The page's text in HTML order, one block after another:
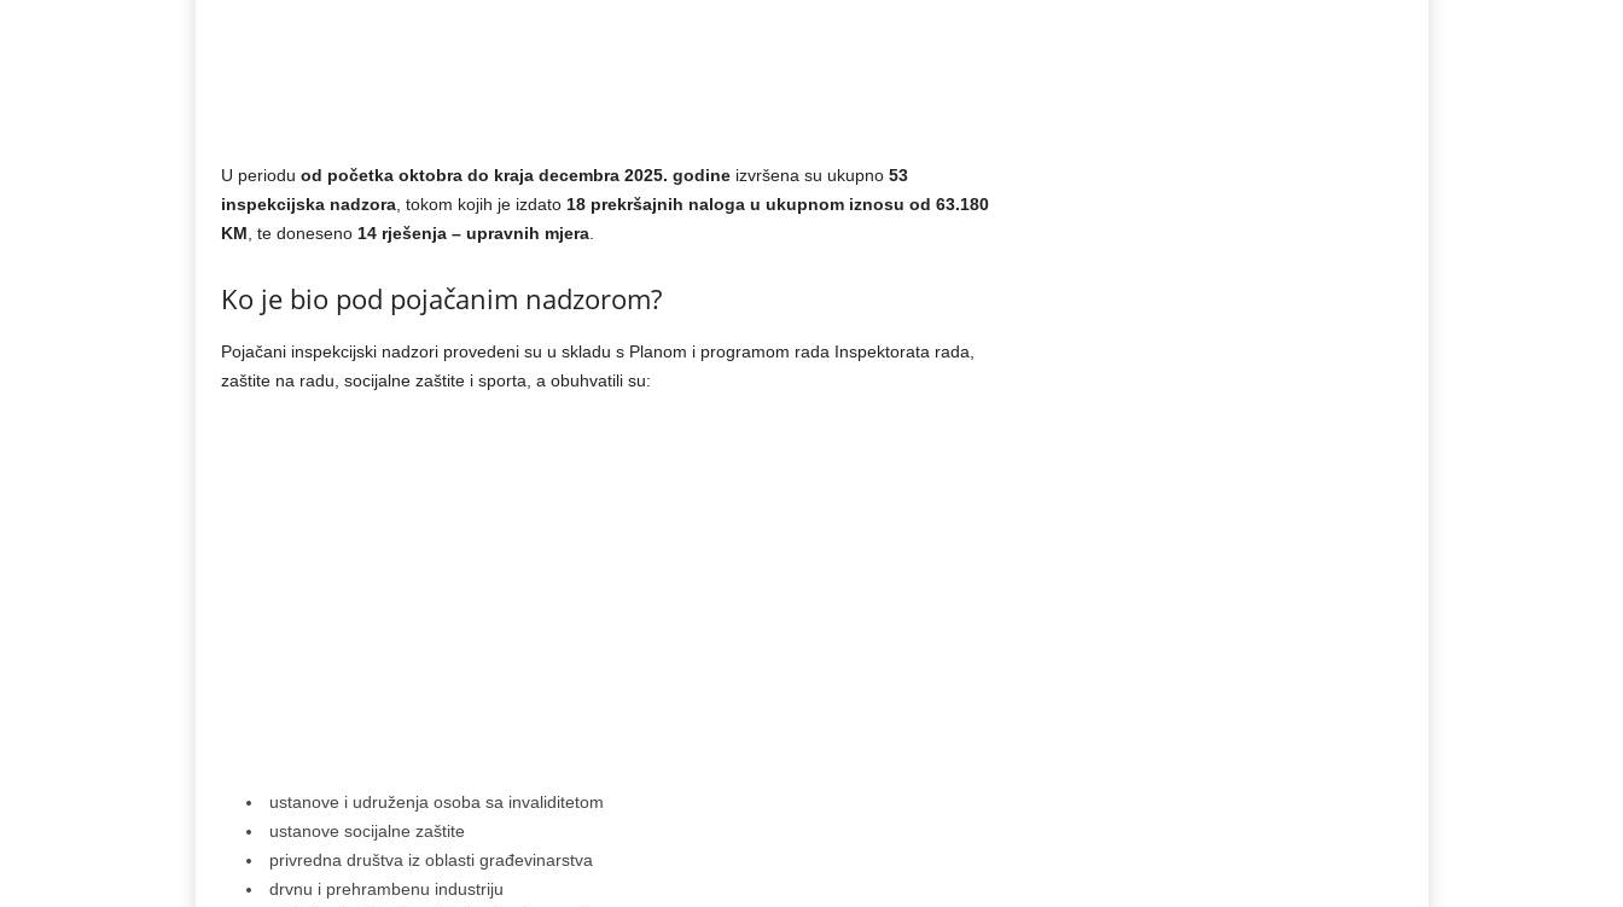
U periodu od početka oktobra do kraja decembra 2025. godineizvršena su ukupno 53
inspekcijska nadzora, tokom kojih je izdato 18 prekršajnih naloga u ukupnom iznosu od 63.180
KM , te doneseno 14 rješenja – upravnih mjera.
Ko je bio pod pojačanim nadzorom?
Pojačani inspekcijski nadzori provedeni su u skladu s Planom i programom rada Inspektorata rada,
zaštite na radu, socijalne zaštite i sporta, a obuhvatili su:
ustanove i udruženja osoba sa invaliditetom
ustanove socijalne zaštite
privredna društva iz oblasti građevinarstva
drvnu i prehrambenu industriju